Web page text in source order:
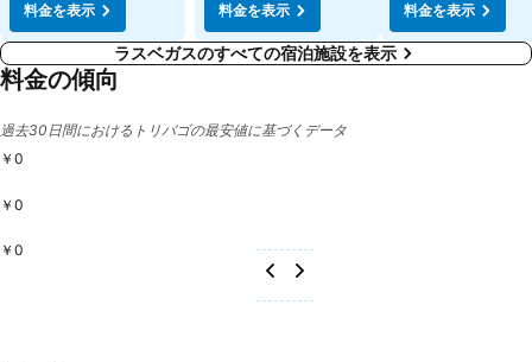
料金を表示
料金を表示
料金を表示
ラスベガスのすべての宿泊施設を表示
料金の傾向
過去30日間におけるトリバゴの最安値に基づくデータ
￥0
￥0
￥0